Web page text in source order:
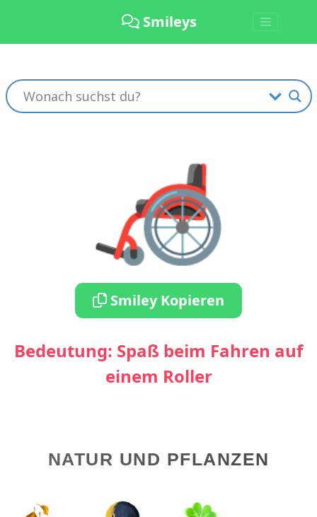
Smileys
🦽
Smiley Kopieren
Bedeutung: Spaß beim Fahren auf
einem Roller
NATUR UND PFLANZEN